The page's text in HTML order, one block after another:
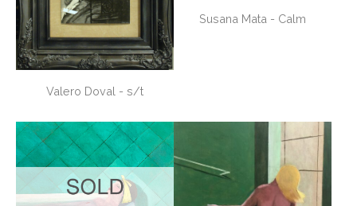
Valero Doval - s/t
Susana Mata - Calm